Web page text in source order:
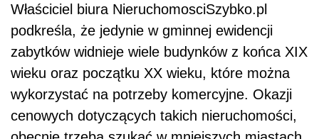
Właściciel biura NieruchomosciSzybko.pl
podkreśla, że jedynie w gminnej ewidencji
zabytków widnieje wiele budynków z końca XIX
wieku oraz początku XX wieku, które można
wykorzystać na potrzeby komercyjne. Okazji
cenowych dotyczących takich nieruchomości,